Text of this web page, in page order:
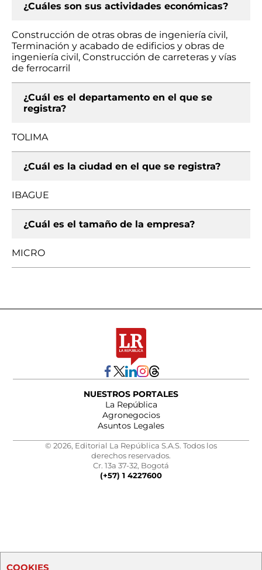
¿Cuáles son sus actividades económicas?
Construcción de otras obras de ingeniería civil,
Terminación y acabado de edificios y obras de
ingeniería civil, Construcción de carreteras y vías
de ferrocarril
¿Cuál es el departamento en el que se
registra?
TOLIMA
¿Cuál es la ciudad en el que se registra?
IBAGUE
¿Cuál es el tamaño de la empresa?
MICRO
NUESTROS PORTALES
La República
Agronegocios
Asuntos Legales
© 2026, Editorial La República S.A.S. Todos los
derechos reservados.
Cr. 13a 37-32, Bogotá
(+57) 1 4227600
COOKIES